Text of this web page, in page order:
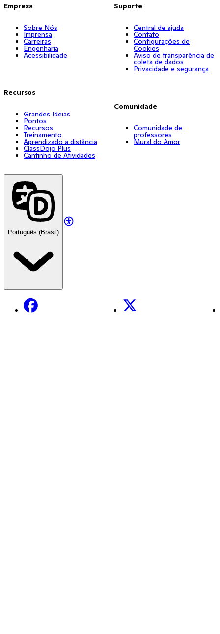
Empresa
Sobre Nós
Imprensa
Carreiras
Engenharia
Acessibilidade
Recursos
Grandes Ideias
Pontos
Recursos
Treinamento
Aprendizado a distância
ClassDojo Plus
Cantinho de Atividades
Suporte
Central de ajuda
Contato
Configurações de
Cookies
Aviso de transparência de
coleta de dados
Privacidade e segurança
Comunidade
Comunidade de
professores
Mural do Amor
Português (Brasil)
Facebook X